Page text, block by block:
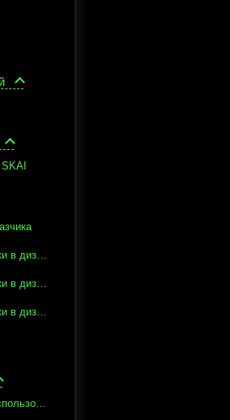
Два цвета обивки в дизайне - Lime и Snow White
Два цвета обивки в дизайне - Ocean и Snow Whit
Два цвета обивки в дизайне - черный и белый
Возможность использования беспроводного инфракрасного пульта управления